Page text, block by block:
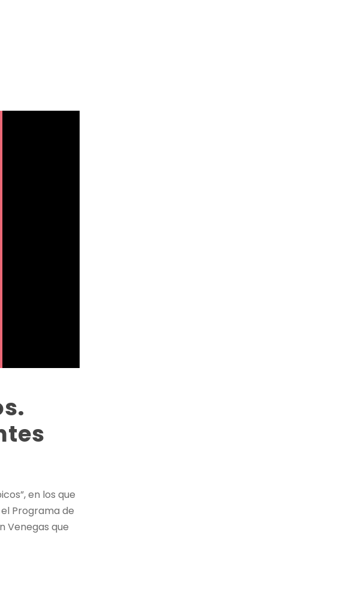
en los que
Programa de
Venegas que